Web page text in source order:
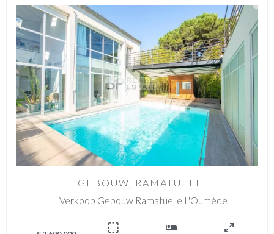
GEBOUW, RAMATUELLE
Verkoop Gebouw Ramatuelle L'Oumède